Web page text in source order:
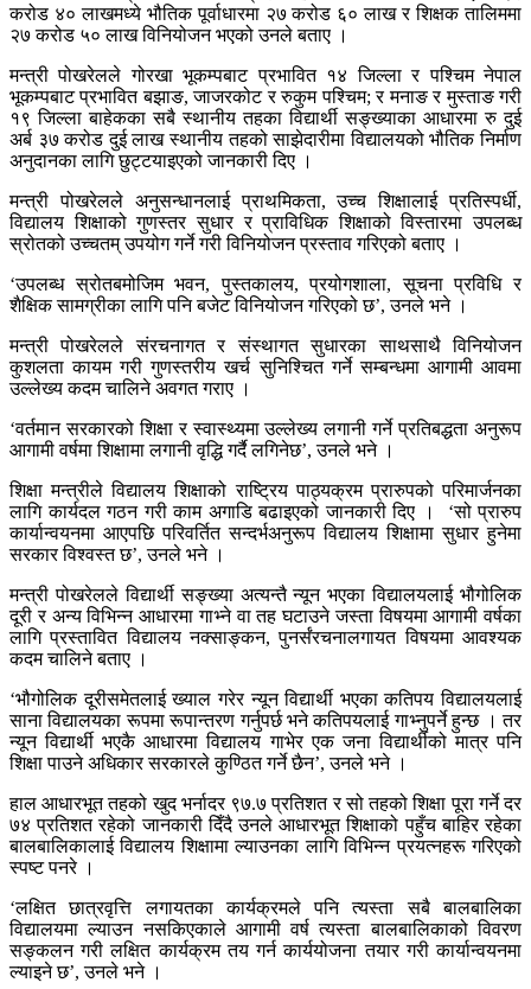
करोड ४० लाखमध्ये भौतिक पूर्वाधारमा २७ करोड ६० लाख र शिक्षक तालिममा
२७ करोड ५० लाख विनियोजन भएको उनले बताए ।
मन्त्री पोखरेलले गोरखा भूकम्पबाट प्रभावित १४ जिल्ला र पश्चिम नेपाल
भूकम्पबाट प्रभावित बझाङ, जाजरकोट र रुकुम पश्चिम; र मनाङ र मुस्ताङ गरी
१९ जिल्ला बाहेकका सबै स्थानीय तहका विद्यार्थी सङ्ख्याका आधारमा रु दुई
अर्ब ३७ करोड दुई लाख स्थानीय तहको साझेदारीमा विद्यालयको भौतिक निर्माण
अनुदानका लागि छुट्टयाइएको जानकारी दिए ।
मन्त्री पोखरेलले अनुसन्धानलाई प्राथमिकता, उच्च शिक्षालाई प्रतिस्पर्धी,
विद्यालय शिक्षाको गुणस्तर सुधार र प्राविधिक शिक्षाको विस्तारमा उपलब्ध
स्रोतको उच्चतम् उपयोग गर्ने गरी विनियोजन प्रस्ताव गरिएको बताए ।
‘उपलब्ध स्रोतबमोजिम भवन, पुस्तकालय, प्रयोगशाला, सूचना प्रविधि र
शैक्षिक सामग्रीका लागि पनि बजेट विनियोजन गरिएको छ’, उनले भने ।
मन्त्री पोखरेलले संरचनागत र संस्थागत सुधारका साथसाथै विनियोजन
कुशलता कायम गरी गुणस्तरीय खर्च सुनिश्चित गर्ने सम्बन्धमा आगामी आवमा
उल्लेख्य कदम चालिने अवगत गराए ।
‘वर्तमान सरकारको शिक्षा र स्वास्थ्यमा उल्लेख्य लगानी गर्ने प्रतिबद्धता अनुरूप
आगामी वर्षमा शिक्षामा लगानी वृद्धि गर्दै लगिनेछ’, उनले भने ।
शिक्षा मन्त्रीले विद्यालय शिक्षाको राष्ट्रिय पाठ्यक्रम प्रारुपको परिमार्जनका
लागि कार्यदल गठन गरी काम अगाडि बढाइएको जानकारी दिए । ‘सो प्रारुप
कार्यान्वयनमा आएपछि परिवर्तित सन्दर्भअनुरूप विद्यालय शिक्षामा सुधार हुनेमा
सरकार विश्वस्त छ’, उनले भने ।
मन्त्री पोखरेलले विद्यार्थी सङ्ख्या अत्यन्तै न्यून भएका विद्यालयलाई भौगोलिक
दूरी र अन्य विभिन्न आधारमा गाभ्ने वा तह घटाउने जस्ता विषयमा आगामी वर्षका
लागि प्रस्तावित विद्यालय नक्साङ्कन, पुनर्संरचनालगायत विषयमा आवश्यक
कदम चालिने बताए ।
‘भौगोलिक दूरीसमेतलाई ख्याल गरेर न्यून विद्यार्थी भएका कतिपय विद्यालयलाई
साना विद्यालयका रूपमा रूपान्तरण गर्नुपर्छ भने कतिपयलाई गाभ्नुपर्ने हुन्छ । तर
न्यून विद्यार्थी भएकै आधारमा विद्यालय गाभेर एक जना विद्यार्थीको मात्र पनि
शिक्षा पाउने अधिकार सरकारले कुण्ठित गर्ने छैन’, उनले भने ।
हाल आधारभूत तहको खुद भर्नादर ९७.७ प्रतिशत र सो तहको शिक्षा पूरा गर्ने दर
७४ प्रतिशत रहेको जानकारी दिँदै उनले आधारभूत शिक्षाको पहुँच बाहिर रहेका
बालबालिकालाई विद्यालय शिक्षामा ल्याउनका लागि विभिन्न प्रयत्नहरू गरिएको
स्पष्ट पनरे ।
‘लक्षित छात्रवृत्ति लगायतका कार्यक्रमले पनि त्यस्ता सबै बालबालिका
विद्यालयमा ल्याउन नसकिएकाले आगामी वर्ष त्यस्ता बालबालिकाको विवरण
सङ्कलन गरी लक्षित कार्यक्रम तय गर्न कार्ययोजना तयार गरी कार्यान्वयनमा
ल्याइने छ’, उनले भने ।